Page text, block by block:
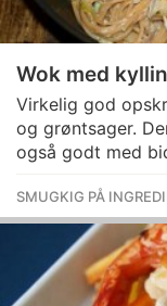
Wok med
Virkelig god
og grøntsager.
også godt med
SMUGKIG PÅ